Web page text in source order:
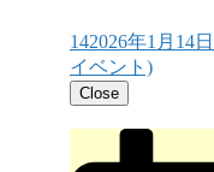
142026年1月14日
イベント)
Close